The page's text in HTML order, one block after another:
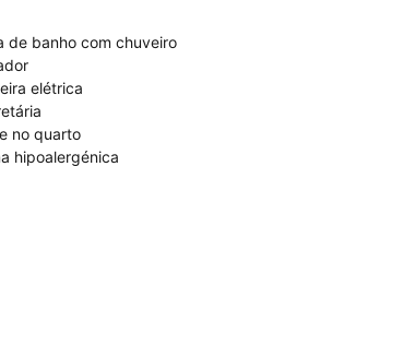
de banho com chuveiro
elétrica
no quarto
hipoalergénica